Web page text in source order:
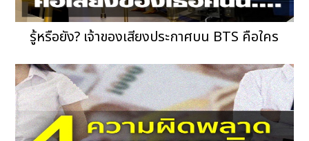
รู้หรือยัง? เจ้าของเสียงประกาศบน BTS คือใคร